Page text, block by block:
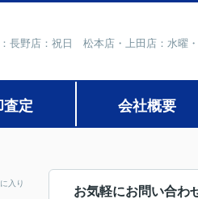
長野店：祝日 松本店・上田店：水曜
査定 会社概要
入り
お気軽にお問い合わ